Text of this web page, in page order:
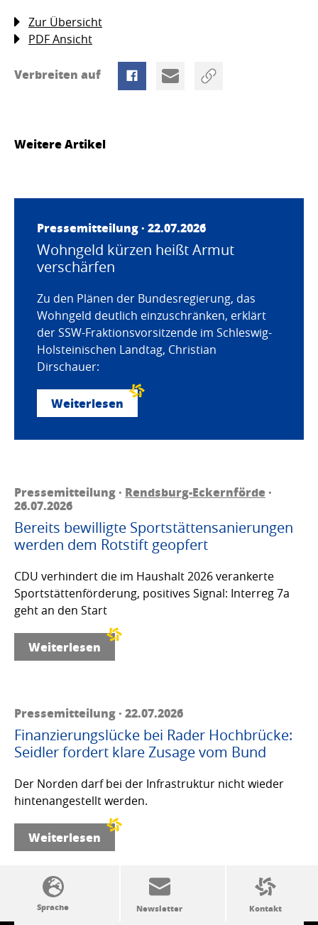
Zur Übersicht
PDF Ansicht
Verbreiten auf
Weitere Artikel
Pressemitteilung · 22.07.2026
Wohngeld kürzen heißt Armut
verschärfen
Zu den Plänen der Bundesregierung, das
Wohngeld deutlich einzuschränken, erklärt
der SSW-Fraktionsvorsitzende im Schleswig-
Holsteinischen Landtag, Christian
Dirschauer:
Weiterlesen
Pressemitteilung · Rendsburg-Eckernförde·
26.07.2026
Bereits bewilligte Sportstättensanierungen
werden dem Rotstift geopfert
CDU verhindert die im Haushalt 2026 verankerte
Sportstättenförderung, positives Signal: Interreg 7a
geht an den Start
Weiterlesen
Pressemitteilung · 22.07.2026
Finanzierungslücke bei Rader Hochbrücke:
Seidler fordert klare Zusage vom Bund
Der Norden darf bei der Infrastruktur nicht wieder
hintenangestellt werden.
Weiterlesen
SSW-Politik von A bis Z